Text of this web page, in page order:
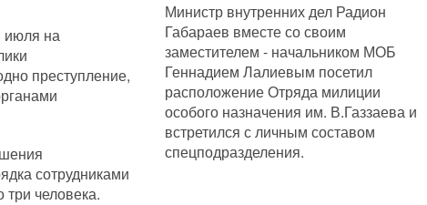
июля на
преступление,
сотрудниками
человека.
Министр внутренних дел Радион
Габараев вместе со своим
заместителем - начальником МОБ
Геннадием Лалиевым посетил
расположение Отряда милиции
особого назначения им. В.Газзаева и
встретился с личным составом
спецподразделения.